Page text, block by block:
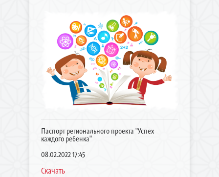
Паспорт регионального проекта "Успех
каждого ребенка"
08.02.2022 17:45
Скачать